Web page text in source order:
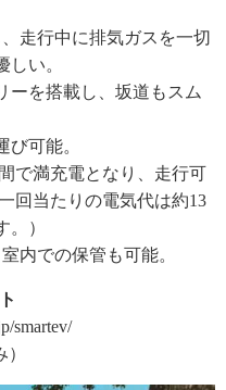
走行中に排気ガスを一切
い。
ーを搭載し、坂道もスム
び可能。
で満充電となり、走行可
回当たりの電気代は約13
）
内での保管も可能。
smartev/